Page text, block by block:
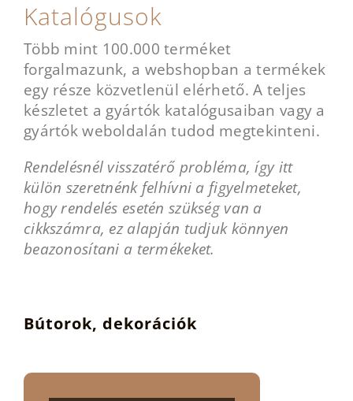
Katalógusok
Több mint 100.000 terméket
forgalmazunk, a webshopban a termékek
egy része közvetlenül elérhető. A teljes
készletet a gyártók katalógusaiban vagy a
gyártók weboldalán tudod megtekinteni.
Rendelésnél visszatérő probléma, így itt
külön szeretnénk felhívni a figyelmeteket,
hogy rendelés esetén szükség van a
cikkszámra, ez alapján tudjuk könnyen
beazonosítani a termékeket.
Bútorok, dekorációk